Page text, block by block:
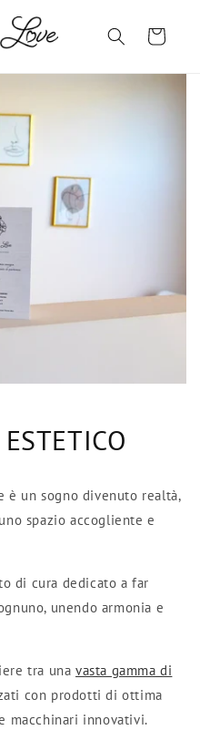
Carrello
è un sogno divenuto realtà,
spazio accogliente e
di cura dedicato a far
unendo armonia e
tra unavasta gamma di
con prodotti di ottima
macchinari innovativi.